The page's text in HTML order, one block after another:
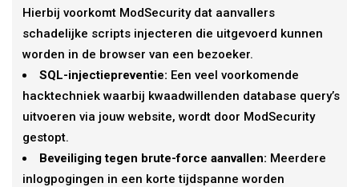
Hierbij voorkomt ModSecurity dat aanvallers
schadelijke scripts injecteren die uitgevoerd kunnen
worden in de browser van een bezoeker.
SQL-injectiepreventie: Een veel voorkomende
hacktechniek waarbij kwaadwillenden database query’s
uitvoeren via jouw website, wordt door ModSecurity
gestopt.
Beveiliging tegen brute-force aanvallen: Meerdere
inlogpogingen in een korte tijdspanne worden